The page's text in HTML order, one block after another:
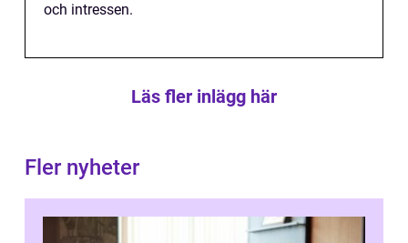
och intressen.
Läs fler inlägg här
Fler nyheter